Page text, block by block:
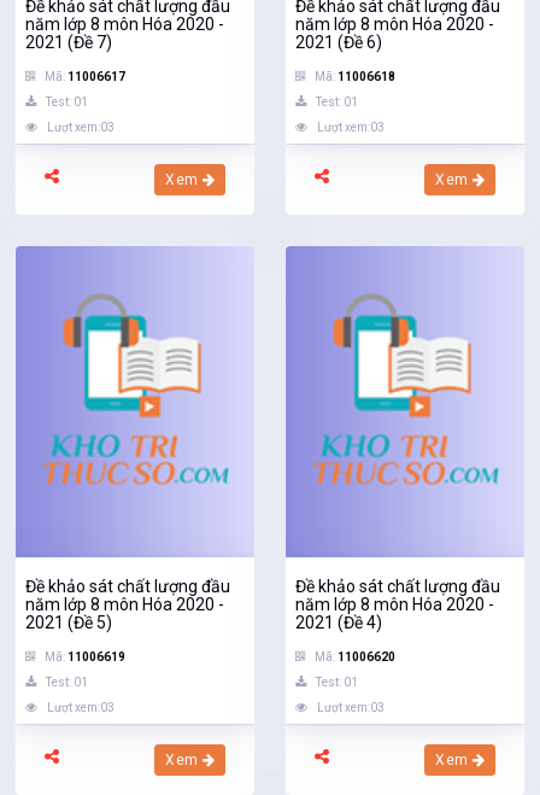
Đề khảo sát chất lượng đầu
năm lớp 8 môn Hóa 2020 -
2021 (Đề 7)
Mã: 11006617
Test: 01
Lượt xem:03
Xem
Đề khảo sát chất lượng đầu
năm lớp 8 môn Hóa 2020 -
2021 (Đề 6)
Mã: 11006618
Test: 01
Lượt xem:03
Xem
Đề khảo sát chất lượng đầu
năm lớp 8 môn Hóa 2020 -
2021 (Đề 5)
Mã: 11006619
Test: 01
Lượt xem:03
Xem
Đề khảo sát chất lượng đầu
năm lớp 8 môn Hóa 2020 -
2021 (Đề 4)
Mã: 11006620
Test: 01
Lượt xem:03
Xem